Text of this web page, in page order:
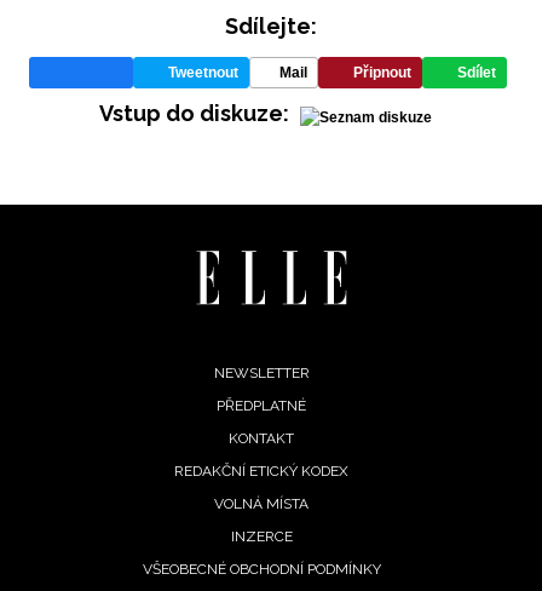
Sdílejte:
Tweetnout Mail Připnout Sdílet
Vstup do diskuze:
NEWSLETTER
PŘEDPLATNÉ
KONTAKT
REDAKČNÍ ETICKÝ KODEX
VOLNÁ MÍSTA
INZERCE
VŠEOBECNÉ OBCHODNÍ PODMÍNKY